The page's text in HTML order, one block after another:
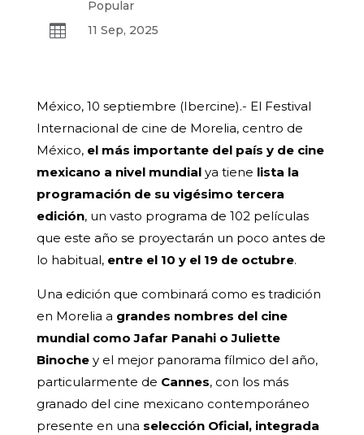
Popular
 11 Sep, 2025
México, 10 septiembre (Ibercine).- El Festival
Internacional de cine de Morelia, centro de
México, el más importante del país y de cine
mexicano a nivel mundialya tiene lista la
programación de su vigésimo tercera
edición, un vasto programa de 102 películas
que este año se proyectarán un poco antes de
lo habitual, entre el 10 y el 19 de octubre.
Una edición que combinará como es tradición
en Morelia a grandes nombres del cine
mundial como Jafar Panahi o Juliette
Binochey el mejor panorama fílmico del año,
particularmente de Cannes, con los más
granado del cine mexicano contemporáneo
presente en una selección Oficial, integrada